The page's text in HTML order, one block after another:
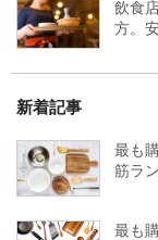
飲食
方。
新着記事
最も
筋ラ
最も